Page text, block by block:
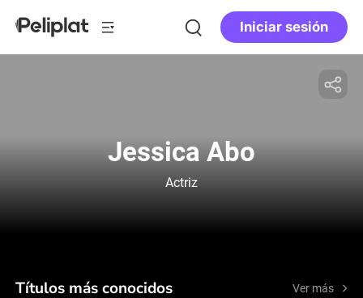
Iniciar sesión
Jessica Abo
Actriz
Títulos más conocidos Ver más